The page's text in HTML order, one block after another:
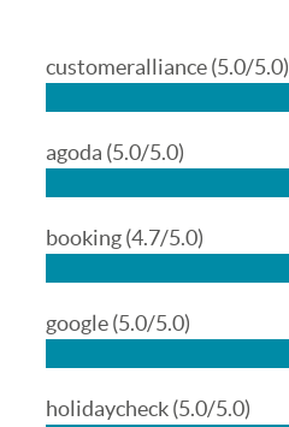
customeralliance(5.0/5.0)
agoda (5.0/5.0)
booking(4.7/5.0)
google(5.0/5.0)
holidaycheck(5.0/5.0)